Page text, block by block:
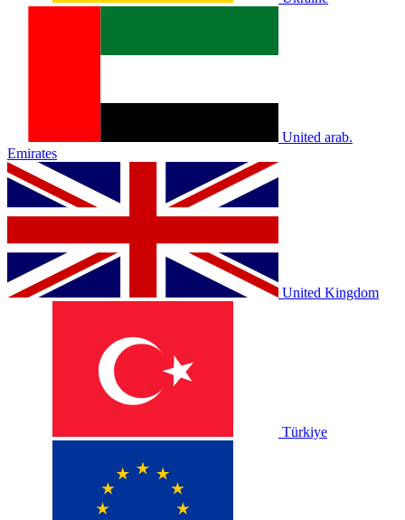
United arab.
Emirates
United Kingdom
Türkiye